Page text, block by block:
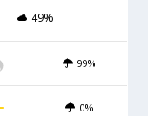
49%
99%
0%